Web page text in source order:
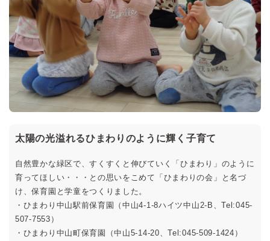
太陽の光溢れるひまわりのように輝く子育て
自然豊かな緑区で、すくすくと伸びていく「ひまわり」のように
育ってほしい・・・との思いをこめて「ひまわりの会」と名づ
け、保育園と学童をつくりました。
・ひまわり中山駅前保育園（中山4-1-8ハイツ中山2-B、Tel:045-
507-7553）
・ひまわり中山町保育園（中山5-14-20、Tel:045-509-1424）